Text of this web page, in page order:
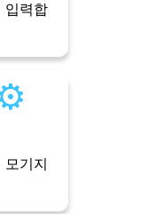
입력합
기지